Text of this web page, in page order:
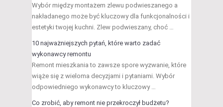
Wybór między montażem zlewu podwieszanego a
nakładanego może być kluczowy dla funkcjonalności i
estetyki twojej kuchni. Zlew podwieszany, choć …
10 najważniejszych pytań, które warto zadać
wykonawcy remontu
Remont mieszkania to zawsze spore wyzwanie, które
wiąże się z wieloma decyzjami i pytaniami. Wybór
odpowiedniego wykonawcy to kluczowy …
Co zrobić, aby remont nie przekroczył budżetu?